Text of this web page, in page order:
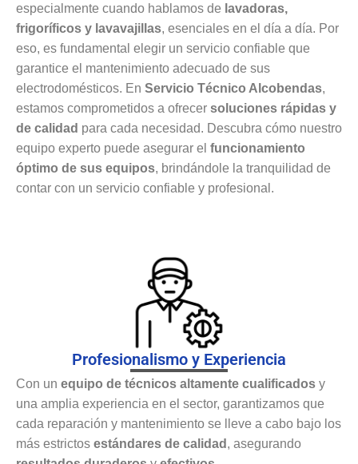
especialmente cuando hablamos de lavadoras,
frigoríficos y lavavajillas, esenciales en el día a día. Por
eso, es fundamental elegir un servicio confiable que
garantice el mantenimiento adecuado de sus
electrodomésticos. En Servicio Técnico Alcobendas,
estamos comprometidos a ofrecer soluciones rápidas y
de calidad para cada necesidad. Descubra cómo nuestro
equipo experto puede asegurar el funcionamiento
óptimo de sus equipos, brindándole la tranquilidad de
contar con un servicio confiable y profesional.
Profesionalismo y Experiencia
Con un equipo de técnicos altamente cualificados y
una amplia experiencia en el sector, garantizamos que
cada reparación y mantenimiento se lleve a cabo bajo los
más estrictos estándares de calidad , asegurando